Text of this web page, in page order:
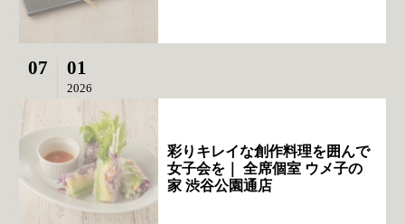
07 01
2026
彩りキレイな創作料理を囲んで
女子会を｜ 全席個室 ウメ子の
家 渋谷公園通店